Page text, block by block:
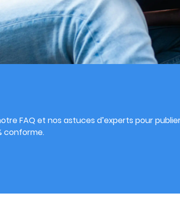
FAQ et nos astuces d’experts pour
conforme.